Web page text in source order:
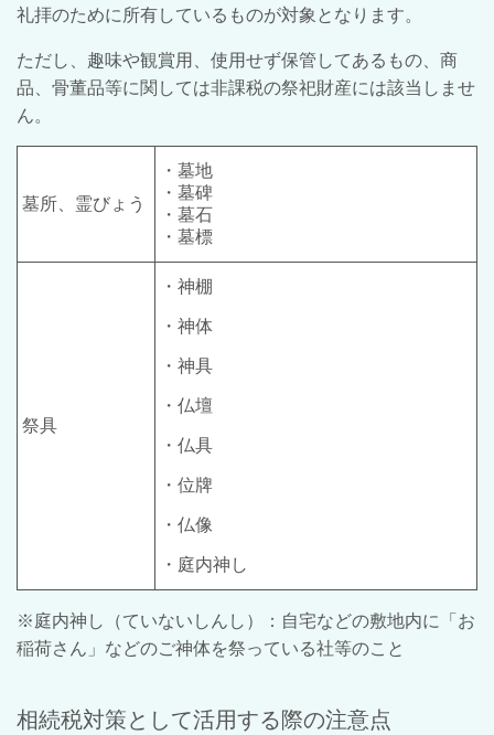
礼拝のために所有しているものが対象となります。
ただし、趣味や観賞用、使用せず保管してあるもの、商
品、骨董品等に関しては非課税の祭祀財産には該当しませ
ん。
墓所、霊びょう
・墓地
・墓碑
・墓石
・墓標
祭具
・神棚
・神体
・神具
・仏壇
・仏具
・位牌
・仏像
・庭内神し
※庭内神し（ていないしんし）：自宅などの敷地内に「お
稲荷さん」などのご神体を祭っている社等のこと
相続税対策として活用する際の注意点